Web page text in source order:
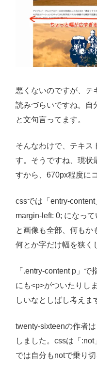
悪くないのですが、テ
読みづらいですね。自
と文句言ってます。
そんなわけで、テキス
す。そうですね、現状
すから、670px程度に
cssでは「entry-
margin-left: 0; になっ
と画像も全部、何もか
何とか字だけ幅を狭く
「.entry-content p」
にも<p>がついたりし
しいなとしばし考えま
twenty-sixteenの作者
しました。cssは「:not
では自分もnotで乗り切